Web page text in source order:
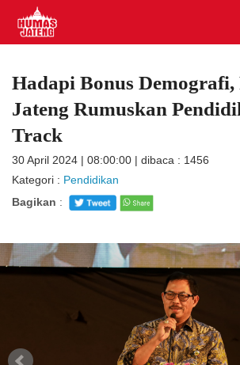
Hadapi Bonus Demografi,
Jateng Rumuskan
Track
30 April 2024 | 08:00:00 | dibaca : 1456
Kategori : Pendidikan
Bagikan :